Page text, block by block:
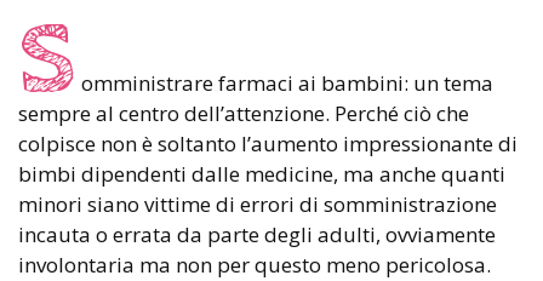
S omministrare farmaci ai bambini: un tema
sempre al centro dell’attenzione. Perché ciò che
colpisce non è soltanto l’aumento impressionante di
bimbi dipendenti dalle medicine, ma anche quanti
minori siano vittime di errori di somministrazione
incauta o errata da parte degli adulti, ovviamente
involontaria ma non per questo meno pericolosa.